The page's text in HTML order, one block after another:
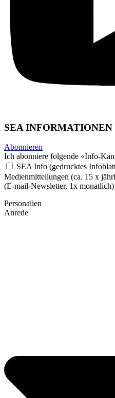
SEA INFORMATIONEN
Abonnieren
Ich abonniere folgende «Info-
SEA Info (gedrucktes
Medienmitteilungen (ca. 15 x
(E-mail-Newsletter, 1x monatlich)
Personalien
Anrede